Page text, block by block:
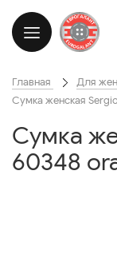
Главная Для
Cумка женская
Cумка
60348